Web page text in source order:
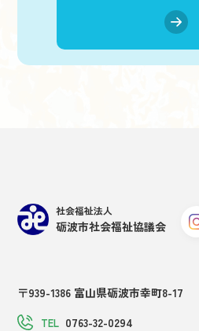
社会福祉法人
砺波市社会福祉協議会
〒939-1386 富山県砺波市幸町8-17
TEL 0763-32-0294